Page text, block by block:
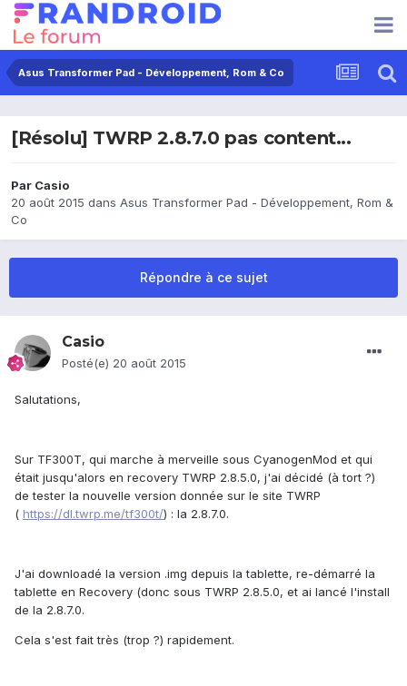
Asus Transformer Pad - Développement, Rom & Co
[Résolu] TWRP 2.8.7.0 pas content...
Par Casio
20 août 2015 dans Asus Transformer Pad - Développement, Rom &
Co
Répondre à ce sujet
Casio
Posté(e) 20 août 2015
Salutations,
Sur TF300T, qui marche à merveille sous CyanogenMod et qui
était jusqu'alors en recovery TWRP 2.8.5.0, j'ai décidé (à tort ?)
de tester la nouvelle version donnée sur le site TWRP
( https://dl.twrp.me/tf300t/) : la 2.8.7.0.
J'ai downloadé la version .img depuis la tablette, re-démarré la
tablette en Recovery (donc sous TWRP 2.8.5.0, et ai lancé l'install
de la 2.8.7.0.
Cela s'est fait très (trop ?) rapidement.